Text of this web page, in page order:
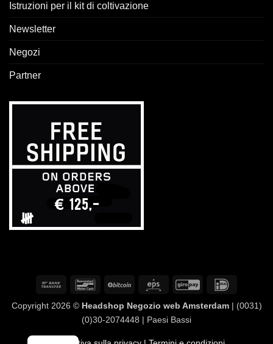
Istruzioni per il kit di coltivazione
Newsletter
Negozi
Partner
Bonifico
BancontactBitCoin Eps GiroPay
Copyright 2026 © Headshop Negozio web Amsterdam| (0031)
(0)30-2074448 | Paesi Bassi